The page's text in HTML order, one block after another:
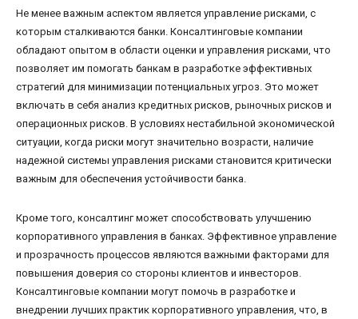
Не менее важным аспектом является управление рисками, с
которым сталкиваются банки. Консалтинговые компании
обладают опытом в области оценки и управления рисками, что
позволяет им помогать банкам в разработке эффективных
стратегий для минимизации потенциальных угроз. Это может
включать в себя анализ кредитных рисков, рыночных рисков и
операционных рисков. В условиях нестабильной экономической
ситуации, когда риски могут значительно возрасти, наличие
надежной системы управления рисками становится критически
важным для обеспечения устойчивости банка.
Кроме того, консалтинг может способствовать улучшению
корпоративного управления в банках. Эффективное управление
и прозрачность процессов являются важными факторами для
повышения доверия со стороны клиентов и инвесторов.
Консалтинговые компании могут помочь в разработке и
внедрении лучших практик корпоративного управления, что, в